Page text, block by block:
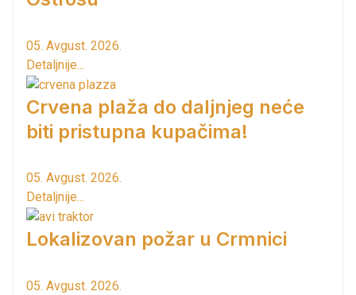
05. Avgust. 2026.
Detaljnije...
Crvena plaža do daljnjeg neće
biti pristupna kupačima!
05. Avgust. 2026.
Detaljnije...
Lokalizovan požar u Crmnici
05. Avgust. 2026.